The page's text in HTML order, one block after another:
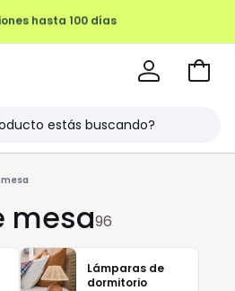
FINAL HASTA -70%
Ir
mesa96
Lámparas de
dormitorio